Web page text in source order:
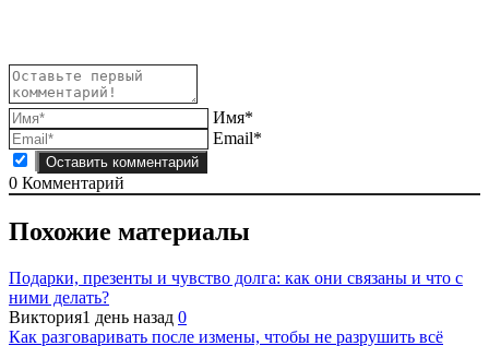
Имя*
Email*
0 Комментарий
Похожие материалы
Подарки, презенты и чувство долга: как они связаны и что с
ними делать?
Виктория1 день назад 0
Как разговаривать после измены, чтобы не разрушить всё